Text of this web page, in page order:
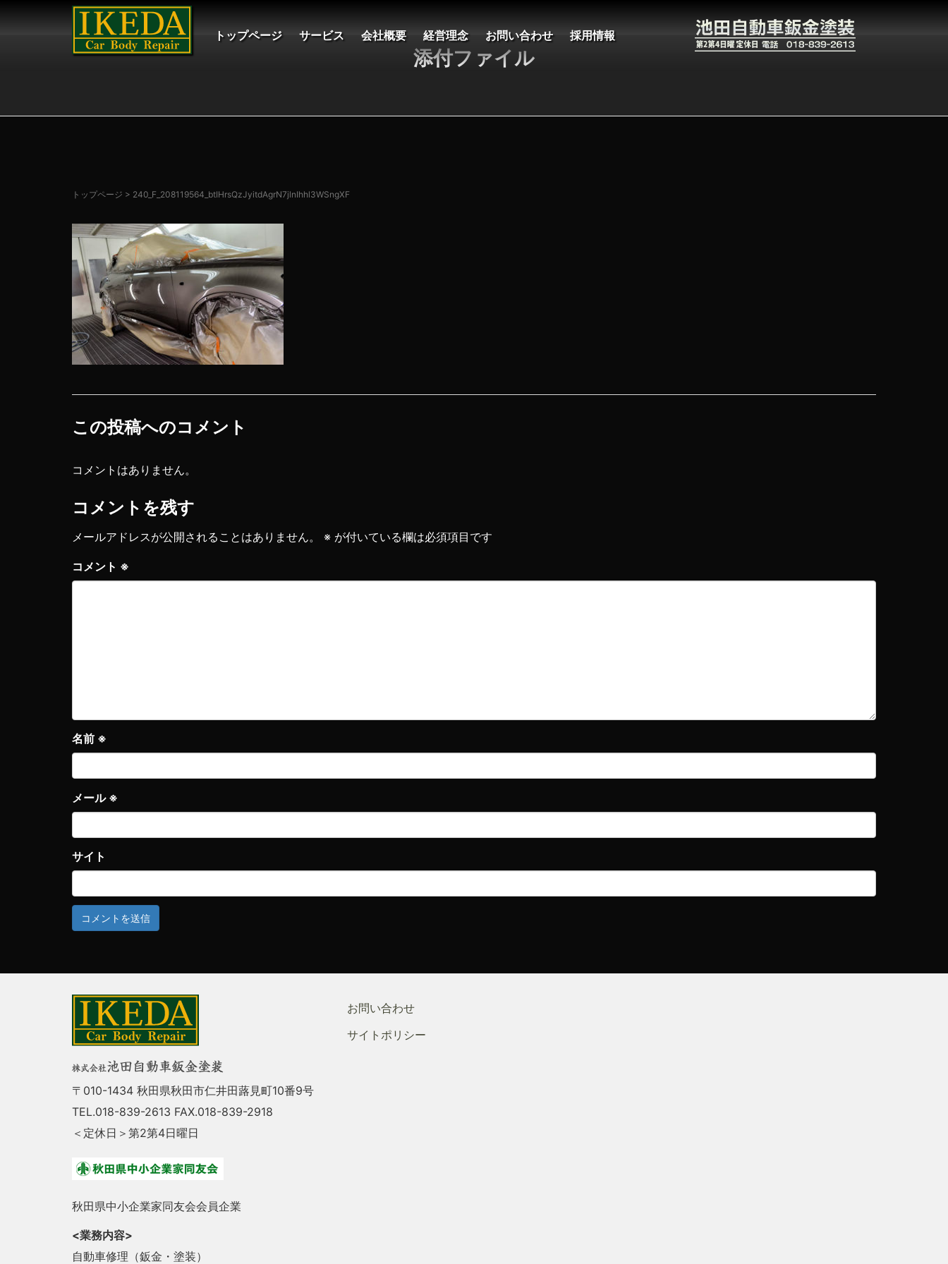
トップページ サービス 会社概要 経営理念 お問い合わせ 採用情報
添付ファイル
トップページ > 240_F_208119564_btIHrsQzJyitdAgrN7jlnIhhl3WSngXF
この投稿へのコメント
コメントはありません。
コメントを残す
メールアドレスが公開されることはありません。 ※ が付いている欄は必須項目です
コメント ※
名前 ※
メール ※
サイト
〒010-1434 秋田県秋田市仁井田蕗見町10番9号
TEL.018-839-2613 FAX.018-839-2918
＜定休日＞第2第4日曜日
秋田県中小企業家同友会会員企業
<業務内容>
自動車修理（鈑金・塗装）
お問い合わせ
サイトポリシー